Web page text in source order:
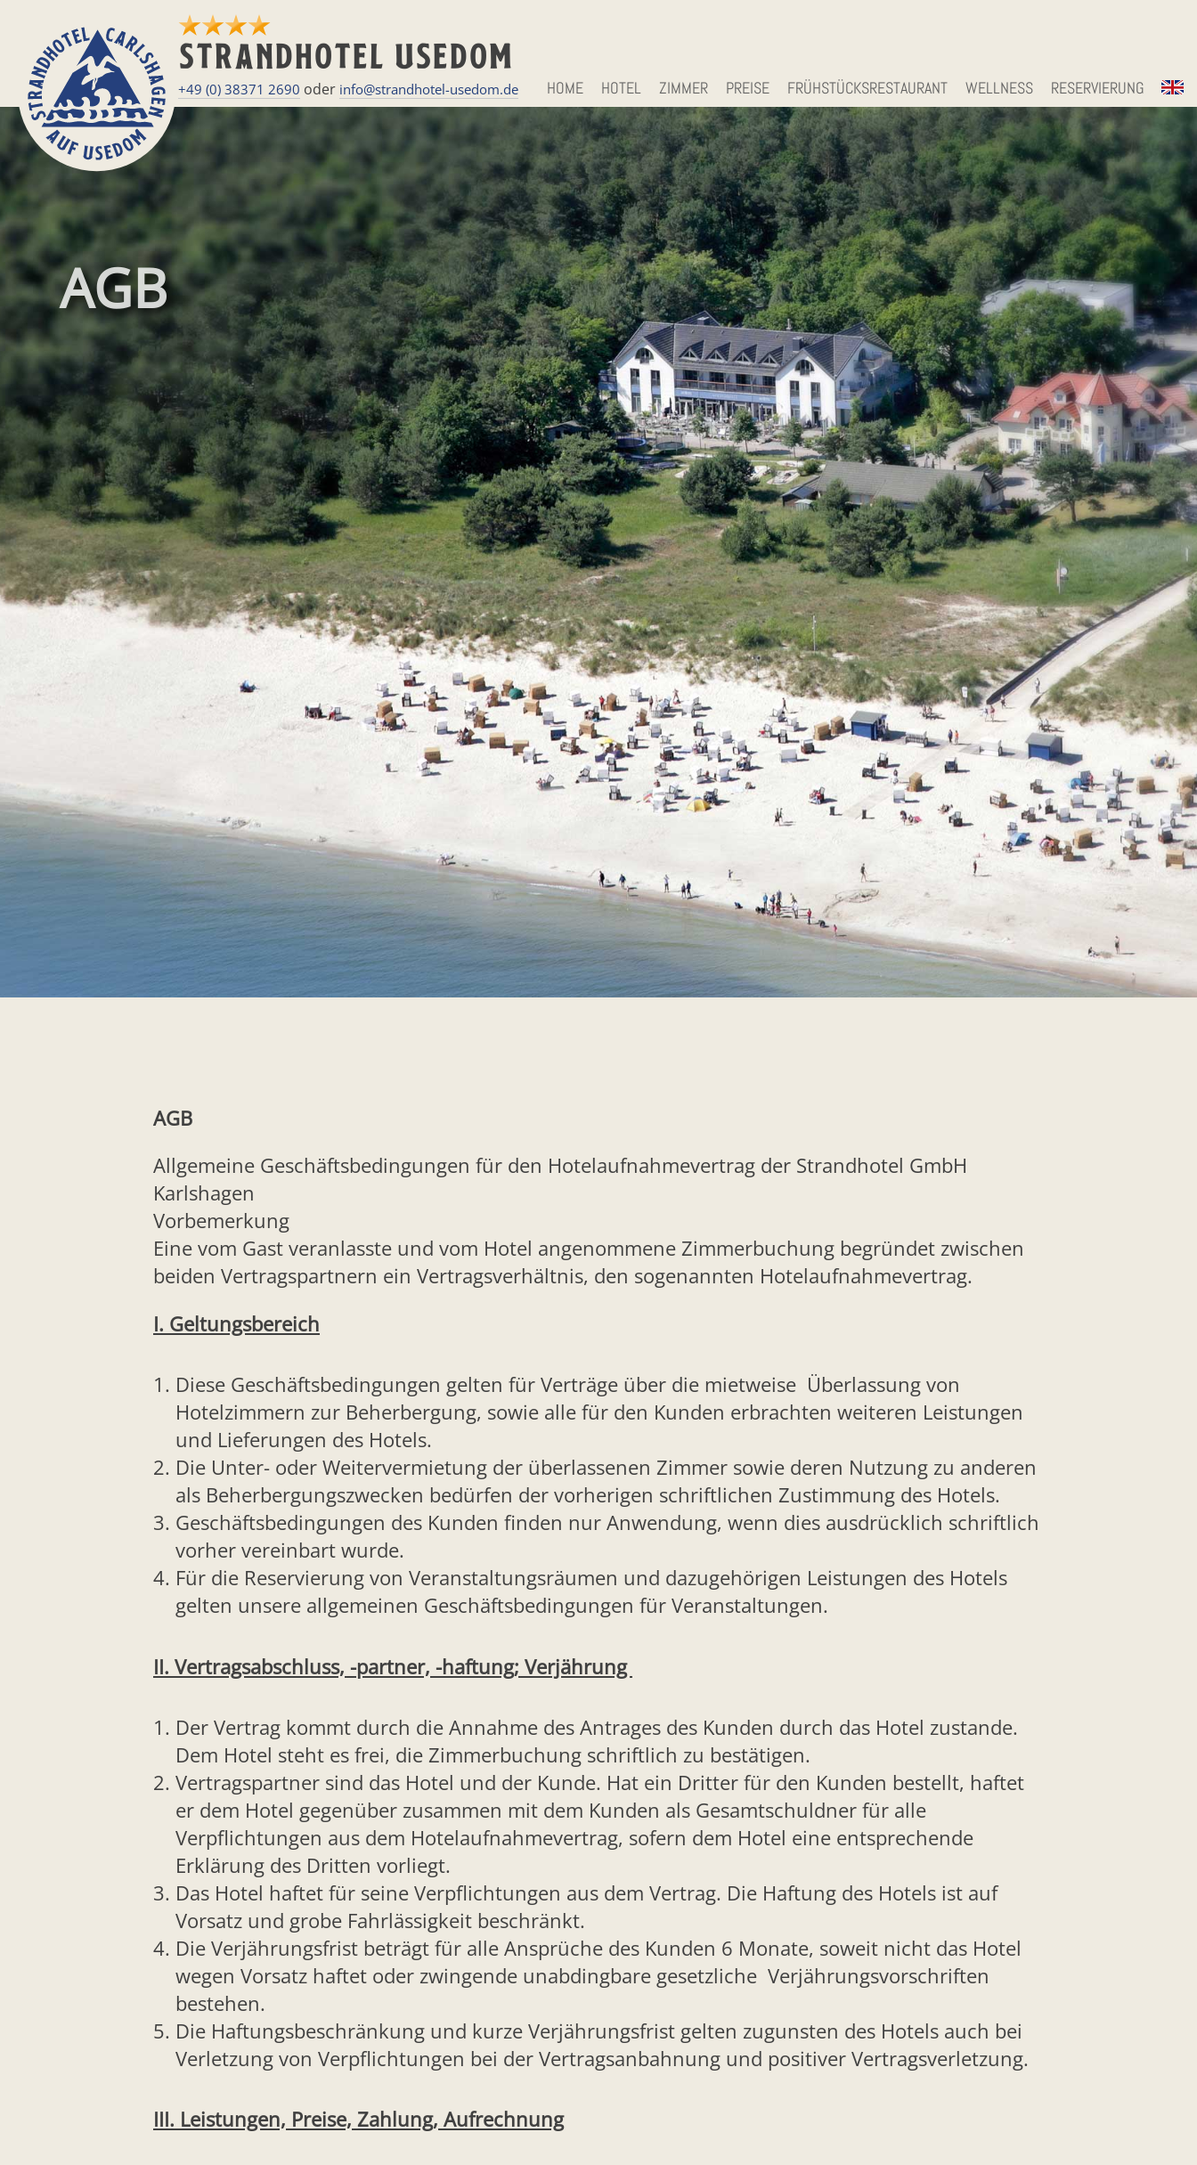
STRANDHOTEL USEDOM
+49 (0) 38371 2690 oder info@strandhotel-usedom.de HOME HOTEL ZIMMER PREISE FRÜHSTÜCKSRESTAURANT WELLNESS RESERVIERUNG EN
AGB
AGB
Allgemeine Geschäftsbedingungen für den Hotelaufnahmevertrag der Strandhotel GmbH
Karlshagen
Vorbemerkung
Eine vom Gast veranlasste und vom Hotel angenommene Zimmerbuchung begründet zwischen
beiden Vertragspartnern ein Vertragsverhältnis, den sogenannten Hotelaufnahmevertrag.
I. Geltungsbereich
Diese Geschäftsbedingungen gelten für Verträge über die mietweise Überlassung von
Hotelzimmern zur Beherbergung, sowie alle für den Kunden erbrachten weiteren Leistungen
und Lieferungen des Hotels.
Die Unter- oder Weitervermietung der überlassenen Zimmer sowie deren Nutzung zu anderen
als Beherbergungszwecken bedürfen der vorherigen schriftlichen Zustimmung des Hotels.
Geschäftsbedingungen des Kunden finden nur Anwendung, wenn dies ausdrücklich schriftlich
vorher vereinbart wurde.
Für die Reservierung von Veranstaltungsräumen und dazugehörigen Leistungen des Hotels
gelten unsere allgemeinen Geschäftsbedingungen für Veranstaltungen.
II. Vertragsabschluss, -partner, -haftung; Verjährung
Der Vertrag kommt durch die Annahme des Antrages des Kunden durch das Hotel zustande.
Dem Hotel steht es frei, die Zimmerbuchung schriftlich zu bestätigen.
Vertragspartner sind das Hotel und der Kunde. Hat ein Dritter für den Kunden bestellt, haftet
er dem Hotel gegenüber zusammen mit dem Kunden als Gesamtschuldner für alle
Verpflichtungen aus dem Hotelaufnahmevertrag, sofern dem Hotel eine entsprechende
Erklärung des Dritten vorliegt.
Das Hotel haftet für seine Verpflichtungen aus dem Vertrag. Die Haftung des Hotels ist auf
Vorsatz und grobe Fahrlässigkeit beschränkt.
Die Verjährungsfrist beträgt für alle Ansprüche des Kunden 6 Monate, soweit nicht das Hotel
wegen Vorsatz haftet oder zwingende unabdingbare gesetzliche Verjährungsvorschriften
bestehen.
Die Haftungsbeschränkung und kurze Verjährungsfrist gelten zugunsten des Hotels auch bei
Verletzung von Verpflichtungen bei der Vertragsanbahnung und positiver Vertragsverletzung.
III. Leistungen, Preise, Zahlung, Aufrechnung